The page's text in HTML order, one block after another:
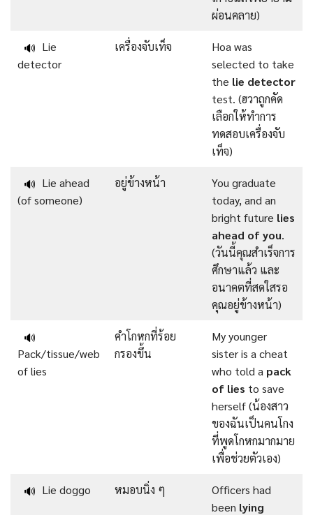
ผ่อนคลาย)
🔊 Lie
detector
เครื่องจับเท็จ
Hoa was
selected to take
the lie detector
test. (ฮวาถูกคัด
เลือกให้ทำการ
ทดสอบเครื่องจับ
เท็จ)
🔊 Lie ahead
(of someone)
อยู่ข้างหน้า
You graduate
today, and an
bright future lies
ahead of you.
(วันนี้คุณสำเร็จการ
ศึกษาแล้ว และ
อนาคตที่สดใสรอ
คุณอยู่ข้างหน้า)
🔊
Pack/tissue/web
of lies
คำโกหกที่ร้อย
กรองขึ้น
My younger
sister is a cheat
who told a pack
of lies to save
herself (น้องสาว
ของฉันเป็นคนโกง
ที่พูดโกหกมากมาย
เพื่อช่วยตัวเอง)
🔊 Lie doggo หมอบนิ่ง ๆ
Officers had
been lying